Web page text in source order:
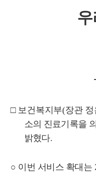
□ 보건복지부(장관 정
소의 진료기록을
밝혔다.
○ 이번 서비스 확대는